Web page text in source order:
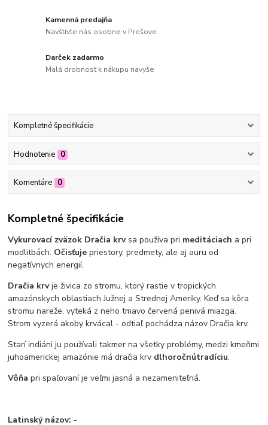
Kamenná predajňa
Navštívte nás osobne v Prešove
Darček zadarmo
Malá drobnosť k nákupu navyše
Kompletné špecifikácie
Hodnotenie 0
Komentáre 0
Kompletné špecifikácie
Vykurovací zväzok Dračia krv sa používa pri meditáciach a pri
modlitbách. Očisťuje priestory, predmety, ale aj auru od
negatívnych energií.
Dračia krvje živica zo stromu, ktorý rastie v tropických
amazónskych oblastiach Južnej a Strednej Ameriky. Keď sa kôra
stromu nareže, vyteká z neho tmavo červená penivá miazga.
Strom vyzerá akoby krvácal - odtiaľ pochádza názov Dračia krv.
Starí indiáni ju používali takmer na všetky problémy, medzi kmeňmi
juhoamerickej amazónie má dračia krv dlhoročnútradíciu.
Vôňa pri spaľovaní je veľmi jasná a nezameniteľná.
Latinský názov: -